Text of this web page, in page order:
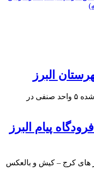
محمد نصیری گفت: در ۴۵ بازدید انجام شده ۵ واحد صنفی در
پیام البرز
های کرج – کیش و بالعکس